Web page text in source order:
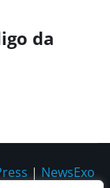
da
| NewsExo